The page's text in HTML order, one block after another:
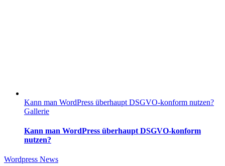
Kann man WordPress überhaupt DSGVO-konform nutzen?
Gallerie
Kann man WordPress überhaupt DSGVO-konform
nutzen?
Wordpress News